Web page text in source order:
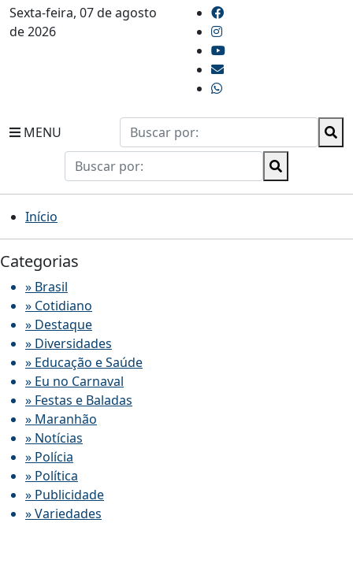
Sexta-feira, 07 de agosto
de 2026
MENU
Início
Categorias
» Brasil
» Cotidiano
» Destaque
» Diversidades
» Educação e Saúde
» Eu no Carnaval
» Festas e Baladas
» Maranhão
» Notícias
» Polícia
» Política
» Publicidade
» Variedades